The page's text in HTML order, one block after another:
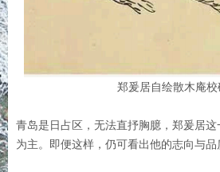
郑爰居自绘散木庵校
青岛是日占区，无法直抒胸臆，郑爰居
为主。即便这样，仍可看出他的志向与品